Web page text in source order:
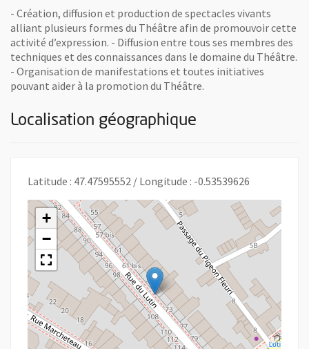
- Création, diffusion et production de spectacles vivants
alliant plusieurs formes du Théâtre afin de promouvoir cette
activité d’expression. - Diffusion entre tous ses membres des
techniques et des connaissances dans le domaine du Théâtre.
- Organisation de manifestations et toutes initiatives
pouvant aider à la promotion du Théâtre.
Localisation géographique
Latitude : 47.47595552 / Longitude : -0.53539626
+
−